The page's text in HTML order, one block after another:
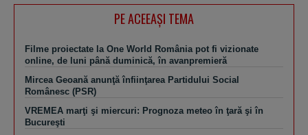
PE ACEEAŞI TEMA
Filme proiectate la One World România pot fi vizionate
online, de luni până duminică, în avanpremieră
Mircea Geoană anunţă înfiinţarea Partidului Social
Românesc (PSR)
VREMEA marţi şi miercuri: Prognoza meteo în ţară şi în
Bucureşti